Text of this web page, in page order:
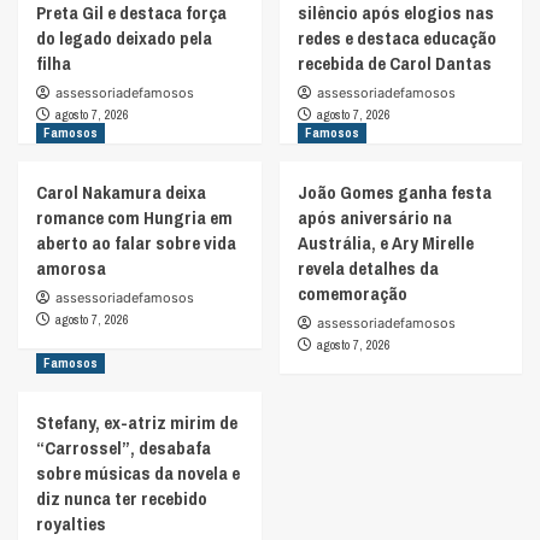
Preta Gil e destaca força
do legado deixado pela
filha
assessoriadefamosos
agosto 7, 2026
silêncio após elogios nas
redes e destaca educação
recebida de Carol Dantas
assessoriadefamosos
agosto 7, 2026
Famosos
Carol Nakamura deixa
romance com Hungria em
aberto ao falar sobre vida
amorosa
assessoriadefamosos
agosto 7, 2026
Famosos
João Gomes ganha festa
após aniversário na
Austrália, e Ary Mirelle
revela detalhes da
comemoração
assessoriadefamosos
agosto 7, 2026
Famosos
Stefany, ex-atriz mirim de
“Carrossel”, desabafa
sobre músicas da novela e
diz nunca ter recebido
royalties